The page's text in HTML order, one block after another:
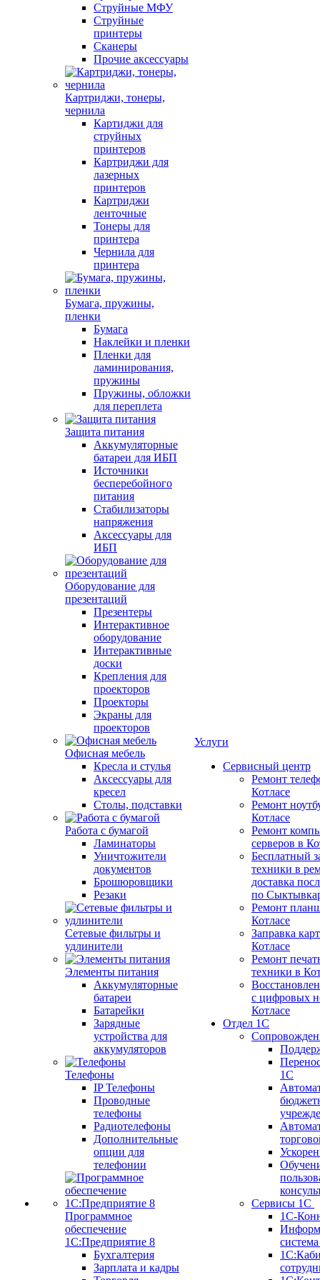
Струйные МФУ
Струйные
принтеры
Сканеры
Прочие аксессуары
Картриджи, тонеры,
чернила
Картиджи для
струйных
принтеров
Картриджи для
лазерных
принтеров
Картриджи
ленточные
Тонеры для
принтера
Чернила для
принтера
Бумага, пружины,
пленки
Бумага
Наклейки и пленки
Пленки для
ламинирования,
пружины
Пружины, обложки
для переплета
Защита питания
Аккумуляторные
батареи для ИБП
Источники
бесперебойного
питания
Стабилизаторы
напряжения
Аксессуары для
ИБП
Оборудование для
презентаций
Презентеры
Интерактивное
оборудование
Интерактивные
доски
Крепления для
проекторов
Проекторы
Экраны для
проекторов
Офисная мебель
Кресла и стулья
Аксессуары для
кресел
Столы, подставки
Работа с бумагой
Ламинаторы
Уничтожители
документов
Брошюровщики
Резаки
Сетевые фильтры и
удлинители
Элементы питания
Аккумуляторные
батареи
Батарейки
Зарядные
устройства для
аккумуляторов
Телефоны
IP Телефоны
Проводные
телефоны
Радиотелефоны
Дополнительные
опции для
телефонии
Программное
обеспечение
1С:Предприятие 8
Бухгалтерия
Зарплата и кадры
Услуги
Сервисный центр
Ремонт
Котлаcе
Ремонт
Котлаcе
Ремонт
серверов в
Бесплатный
техники в
доставка
по
Ремонт
Котлаcе
Заправка
Котлаcе
Ремонт
техники в
с цифровых
Котлаcе
Отдел 1С
1С
Сервисы 1С
1С-